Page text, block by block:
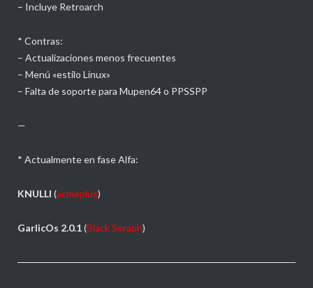
– Incluye Retroarch
* Contras:
– Actualizaciones menos frecuentes
– Menú «estilo Linux»
– Falta de soporte para Mupen64 o PPSSPP
—
* Actualmente en fase Alfa:
KNULLI (acmeplus)
GarlicOs 2.0.1(Black Seraph)